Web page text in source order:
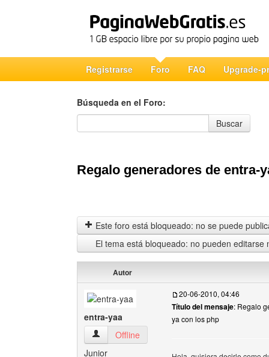
Registrarse Foro FAQ Upgrade-
Búsqueda en el Foro:
Búsqueda en el Foro
Buscar
Regalo generadores de entra-
Este foro está bloqueado: no se puede
El tema está bloqueado: no pueden editarse
Autor
entra-yaa
entra-yaa Ver perfil del usuario
Offline
Junior
20-06-2010, 04:46
Título del mensaje: Regalo
ya con los php